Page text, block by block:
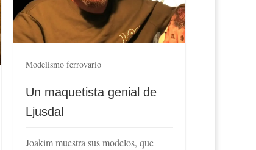
Modelismo ferrovario
Un maquetista genial de
Ljusdal
Joakim muestra sus modelos, que